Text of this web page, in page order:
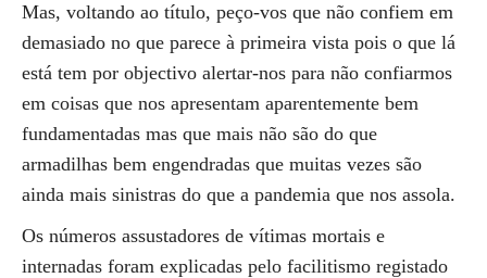
Mas, voltando ao título, peço-vos que não confiem em
demasiado no que parece à primeira vista pois o que lá
está tem por objectivo alertar-nos para não confiarmos
em coisas que nos apresentam aparentemente bem
fundamentadas mas que mais não são do que
armadilhas bem engendradas que muitas vezes são
ainda mais sinistras do que a pandemia que nos assola.
Os números assustadores de vítimas mortais e
internadas foram explicadas pelo facilitismo registado